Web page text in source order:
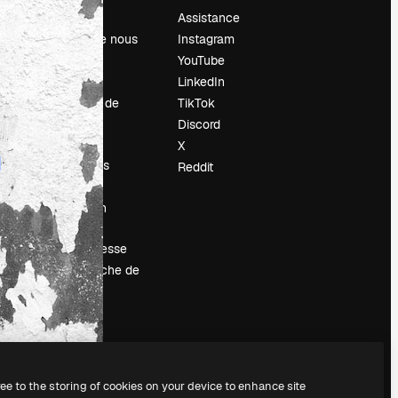
Prix
À propos de nous
Avis
Carrières
Tendances de
recherche
Blog
Événements
Slidesgo
Vendre mon
contenu
Salle de presse
À la recherche de
magnific.ai
Assistance
Instagram
YouTube
LinkedIn
TikTok
Discord
X
Reddit
to the storing of cookies on your device to enhance site